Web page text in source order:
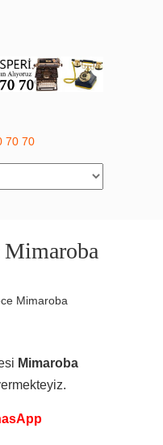
70 70
Mimaroba
Mimaroba